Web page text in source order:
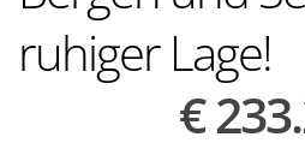
ruhiger Lage!
€